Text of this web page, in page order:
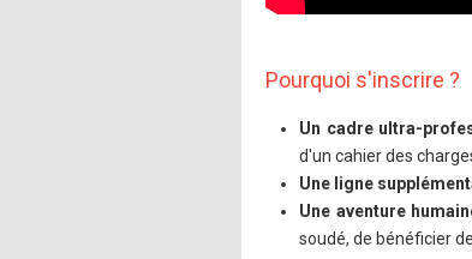
Pourquoi s'inscrire ?
Un cadre ultra-
d'un cahier des
Une ligne
Une aventure
soudé, de bénéficier